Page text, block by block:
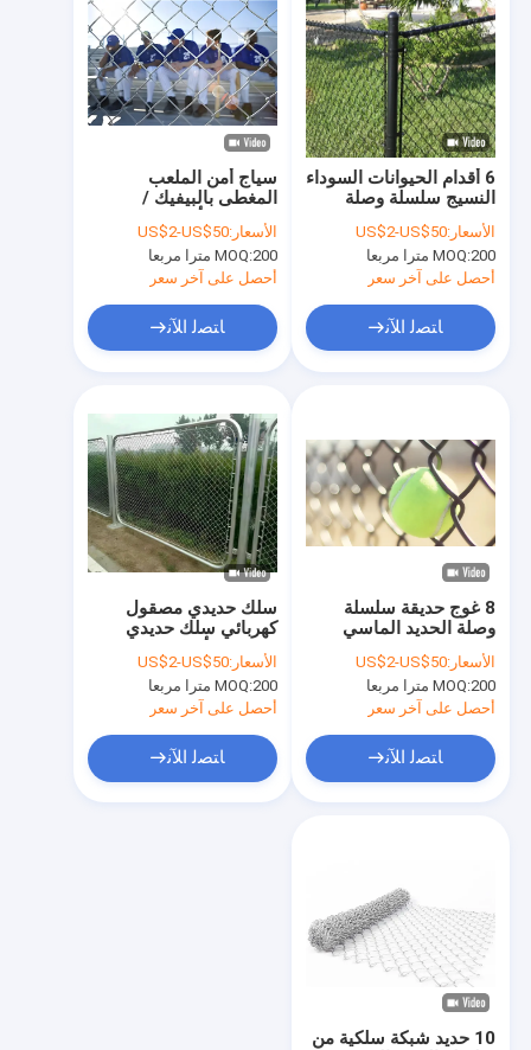
المنتجات
برنامج VR
حولنا
اتصل بنا
أخبار
سياج شبكي من الأسلاك المعدنية
السياج المؤقت المعدني
سياج أمن الملعب
المغطى بالبيفيك /
سلاسل وصلة الأمن
الأسعار:US$2-US$50
MOQ:200 مترا مربعا
أحصل على آخر سعر
ﺎﺘﺼﻟ ﺍﻶﻧ
6 أقدام الحيوانات السوداء
النسيج سلسلة وصلة
رول
الأسعار:US$2-US$50
MOQ:200 مترا مربعا
أحصل على آخر سعر
ﺎﺘﺼﻟ ﺍﻶﻧ
سلك حديدي مصقول
كهربائي سلك حديدي
حديدي 8 أقدام عالية
الأسعار:US$2-US$50
MOQ:200 مترا مربعا
أحصل على آخر سعر
ﺎﺘﺼﻟ ﺍﻶﻧ
8 غوج حديقة سلسلة
وصلة الحديد الماسي
للسياج الملعب
الأسعار:US$2-US$50
MOQ:200 مترا مربعا
أحصل على آخر سعر
ﺎﺘﺼﻟ ﺍﻶﻧ
10 حديد شبكة سلكية من